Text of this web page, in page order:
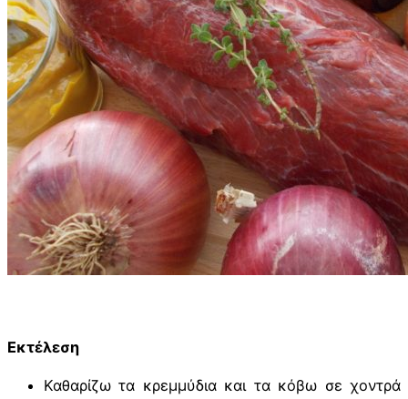
Εκτέλεση
Καθαρίζω τα κρεμμύδια και τα κόβω σε χοντρά